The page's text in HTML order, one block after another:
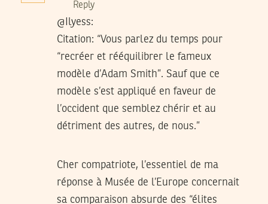
Reply
@Ilyess:
Citation: “Vous parlez du temps pour
“recréer et rééquilibrer le fameux
modèle d’Adam Smith”. Sauf que ce
modèle s’est appliqué en faveur de
l’occident que semblez chérir et au
détriment des autres, de nous.”
Cher compatriote, l’essentiel de ma
réponse à Musée de l’Europe concernait
sa comparaison absurde des “élites